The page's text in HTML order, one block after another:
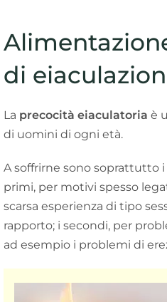
di
La precocità eiaculatoria è
di uomini di ogni età.
A soffrirne sono soprattutto
primi, per motivi spesso
scarsa esperienza di tipo
rapporto; i secondi, per
ad esempio i problemi di